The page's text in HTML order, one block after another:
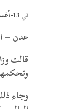
في 13-أغسطس- 2024
عدن –
قالت
وجاء